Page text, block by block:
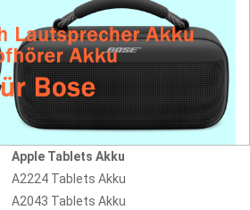
Apple Tablets Akku
A2224 Tablets Akku
A2043 Tablets Akku